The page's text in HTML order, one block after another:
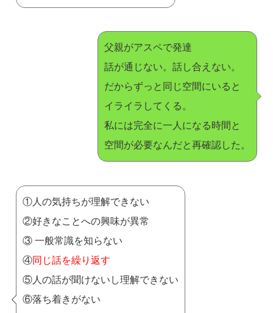
父親がアスペで発達
話が通じない。話し合えない。
だからずっと同じ空間にいると
イライラしてくる。
私には完全に一人になる時間と
空間が必要なんだと再確認した。
①人の気持ちが理解できない
②好きなことへの興味が異常
③ 一般常識を知らない
④同じ話を繰り返す
⑤人の話が聞けないし理解できない
⑥落ち着きがない